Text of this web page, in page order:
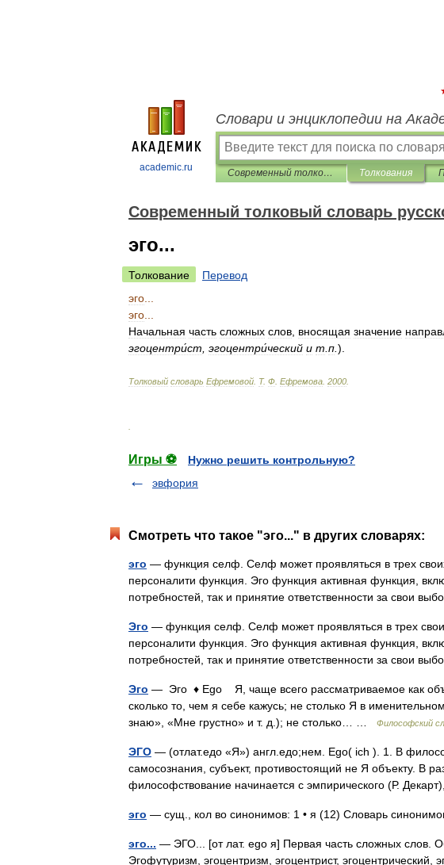
academic.ru
Словари и энциклопедии на
Современный толковый словарь русского языка Ефремовой Толкования
Современный толковый словарь
эго...
Толкование
Перевод
эго
эго
Начальная часть сложных слов вносящая значение
эгоцентри́ст эгоцентри́ческий и т п )
Толковый словарь Ефремовой Т. Ф Ефремова 2000
Игры ⚽
Нужно решить контрольную?
эвфория
Смотреть что такое "эго..." в других словарях:
эго — функция селф. Селф может проявляться в трех
персоналити функция. Эго функция активная функция,
потребностей, так и принятие ответственности за свои
Эго — функция селф. Селф может проявляться в трех
персоналити функция. Эго функция активная функция,
потребностей, так и принятие ответственности за свои
Эго — Эго ♦ Ego Я, чаще всего рассматриваемое как
сколько то, чем я себе кажусь; не столько Я в
знаю», «Мне грустно» и т. д.); не столько… …
Философский
ЭГО — (отлат.едо «Я») англ.едо;нем. Ego( ich ). 1. В
самосознания, субъект, противостоящий не Я объекту. В
философствование начинается с эмпирического (Р.
эго — сущ., кол во синонимов: 1 • я (12) Словарь
эго... — ЭГО... [от лат. ego я] Первая часть сложных слов.
Эгофутуризм, эгоцентризм, эгоцентрист,